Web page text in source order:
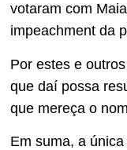
votaram com
impeachment da
Por estes e
que daí possa
que mereça o
Em suma, a